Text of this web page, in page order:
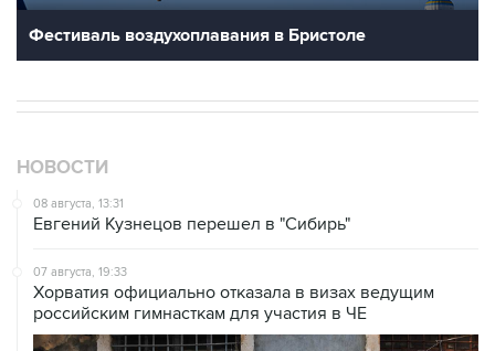
Фестиваль воздухоплавания в Бристоле
НОВОСТИ
08 августа, 13:31
Евгений Кузнецов перешел в "Сибирь"
07 августа, 19:33
Хорватия официально отказала в визах ведущим
российским гимнасткам для участия в ЧЕ